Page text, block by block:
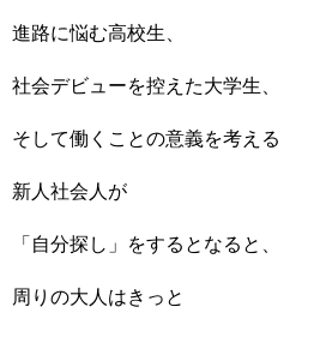
進路に悩む高校生、
社会デビューを控えた大学生、
そして働くことの意義を考える
新人社会人が
「自分探し」をするとなると、
周りの大人はきっと